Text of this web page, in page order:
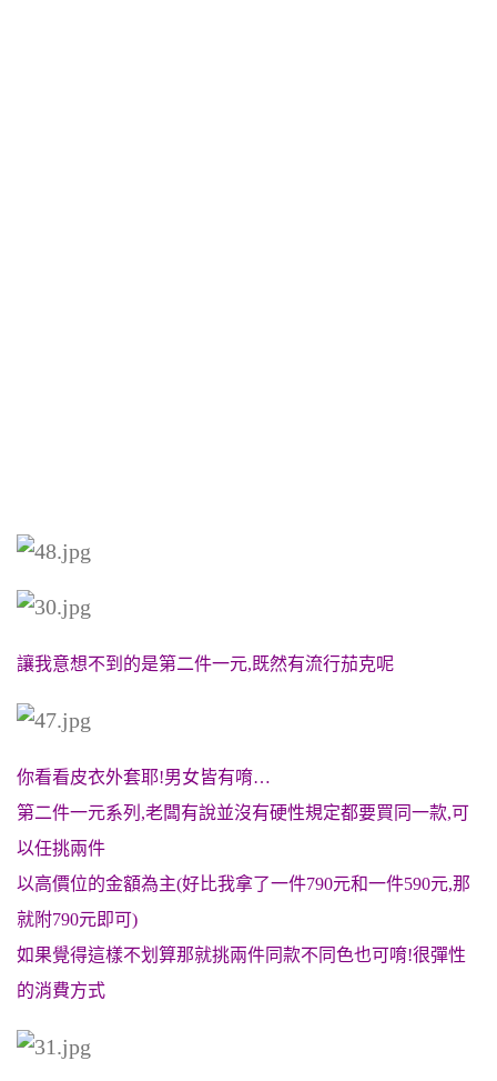
讓我意想不到的是第二件一元,既然有流行茄克呢
你看看皮衣外套耶!男女皆有唷…
第二件一元系列,老闆有說並沒有硬性規定都要買同一款,可
以任挑兩件
以高價位的金額為主(好比我拿了一件790元和一件590元,那
就附790元即可)
如果覺得這樣不划算那就挑兩件同款不同色也可唷!很彈性
的消費方式